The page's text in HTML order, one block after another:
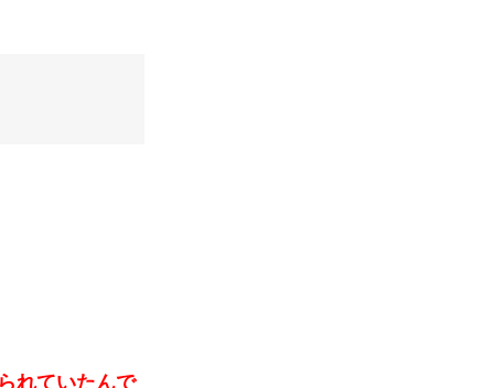
れていたんで